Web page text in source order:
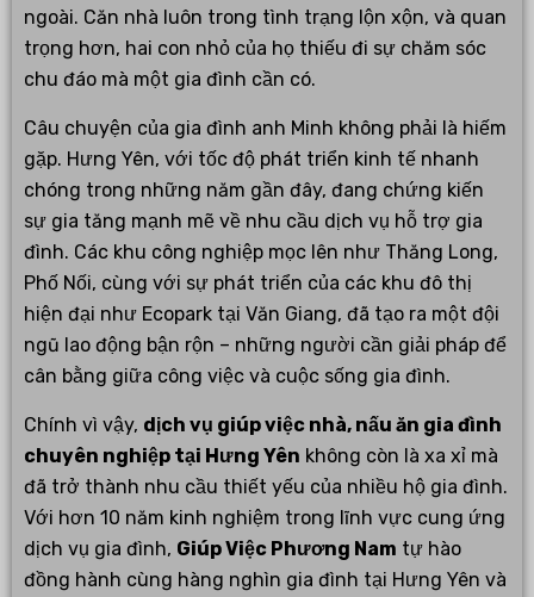
ngoài. Căn nhà luôn trong tình trạng lộn xộn, và quan
trọng hơn, hai con nhỏ của họ thiếu đi sự chăm sóc
chu đáo mà một gia đình cần có.
Câu chuyện của gia đình anh Minh không phải là hiếm
gặp. Hưng Yên, với tốc độ phát triển kinh tế nhanh
chóng trong những năm gần đây, đang chứng kiến
sự gia tăng mạnh mẽ về nhu cầu dịch vụ hỗ trợ gia
đình. Các khu công nghiệp mọc lên như Thăng Long,
Phố Nối, cùng với sự phát triển của các khu đô thị
hiện đại như Ecopark tại Văn Giang, đã tạo ra một đội
ngũ lao động bận rộn – những người cần giải pháp để
cân bằng giữa công việc và cuộc sống gia đình.
Chính vì vậy, dịch vụ giúp việc nhà, nấu ăn gia đình
chuyên nghiệp tại Hưng Yên không còn là xa xỉ mà
đã trở thành nhu cầu thiết yếu của nhiều hộ gia đình.
Với hơn 10 năm kinh nghiệm trong lĩnh vực cung ứng
dịch vụ gia đình, Giúp Việc Phương Nam tự hào
đồng hành cùng hàng nghìn gia đình tại Hưng Yên và